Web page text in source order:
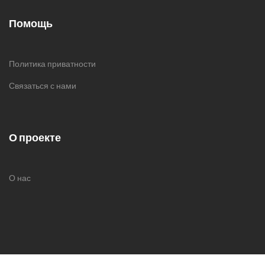
Помощь
Политика приватности
Связаться с нами
О проекте
О нас